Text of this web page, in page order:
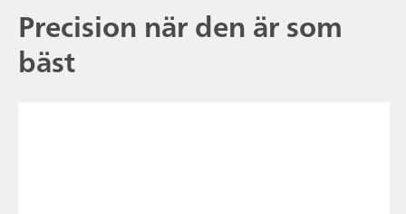
Precision när den är som
bäst